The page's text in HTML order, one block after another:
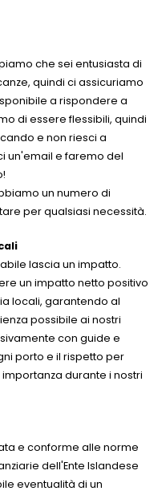
che sei entusiasta di
quindi ci assicuriamo
a rispondere a
di essere flessibili, quindi
e non riesci a
un'email e faremo del
un numero di
per qualsiasi necessità.
lascia un impatto.
un impatto netto positivo
locali, garantendo al
possibile ai nostri
con guide e
porto e il rispetto per
durante i nostri
e conforme alle norme
dell'Ente Islandese
eventualità di un